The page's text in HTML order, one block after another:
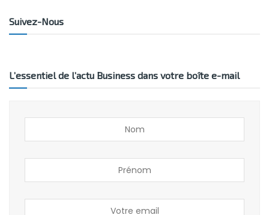
Suivez-Nous
L’essentiel de l’actu Business dans votre boîte e-mail